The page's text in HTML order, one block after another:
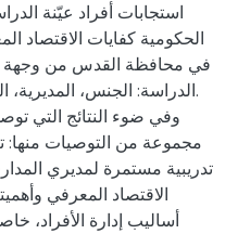
استجابات أفراد عيّنة
الحكومية كفايات الاقتصاد
في محافظة القدس من وجهة
الدراسة: الجنس،
وفي ضوء النتائج التي
مجموعة من التوصيات منها:
تدريبية مستمرة لمديري
الاقتصاد المعرفي
أساليب إدارة الأفراد،